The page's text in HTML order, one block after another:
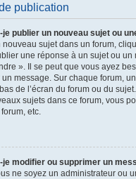
publication
publier un nouveau sujet ou
nouveau sujet dans un forum,
une réponse à un sujet ou un
». Il se peut que vous ayez
message. Sur chaque forum,
de l’écran du forum ou du
sujets dans ce forum, vous
etc.
je modifier ou supprimer un
ne soyez un administrateur ou